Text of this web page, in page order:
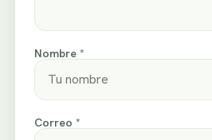
Nombre *
Correo *